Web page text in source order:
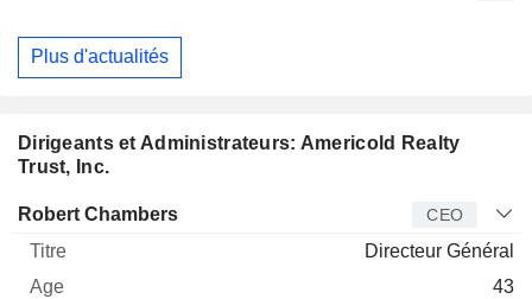
Plus d'actualités
Dirigeants et Administrateurs: Americold Realty
Trust, Inc.
Dirigeant Titre Age
Robert Chambers CEO
Directeur Général
43